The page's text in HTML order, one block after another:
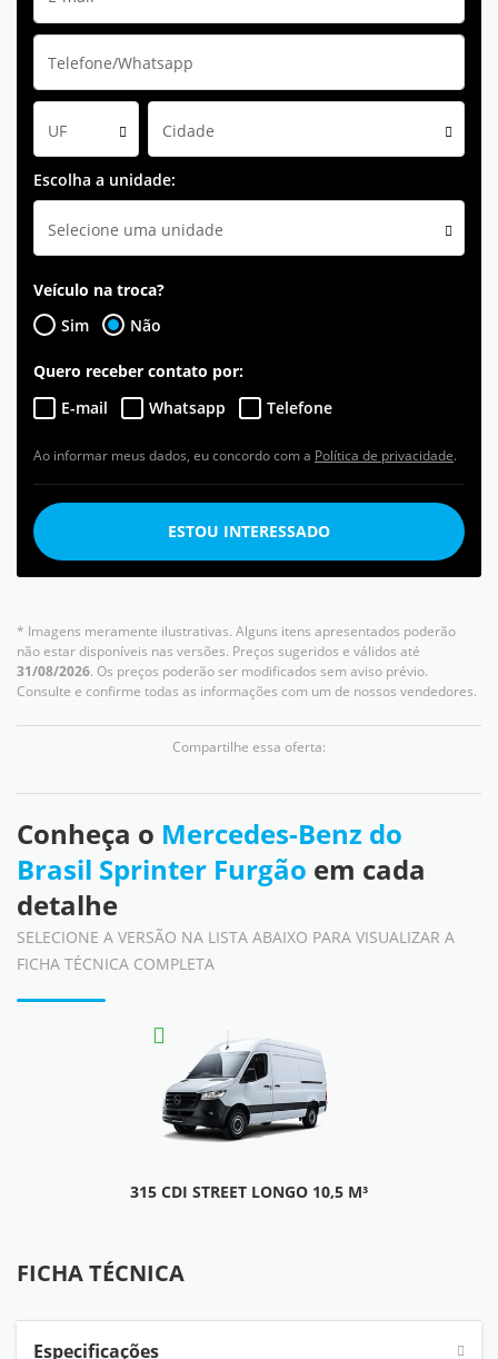
* Imagens meramente ilustrativas. Alguns itens apresentados poderão
não estar disponíveis nas versões. Preços sugeridos e válidos até
31/08/2026. Os preços poderão ser modificados sem aviso prévio.
Consulte e confirme todas as informações com um de nossos vendedores.
Compartilhe essa oferta:
UF Cidade
Escolha a unidade:
Selecione uma unidade
Veículo na troca?
Sim
Não
Quero receber contato por:
E-mail
Whatsapp Telefone
Ao informar meus dados, eu concordo com a Política de privacidade.
ESTOU INTERESSADO
Conheça o Mercedes-Benz do
Brasil Sprinter Furgão em cada
detalhe
SELECIONE A VERSÃO NA LISTA ABAIXO PARA VISUALIZAR A
FICHA TÉCNICA COMPLETA
315 CDI STREET LONGO 10,5 M³
FICHA TÉCNICA
Especificações